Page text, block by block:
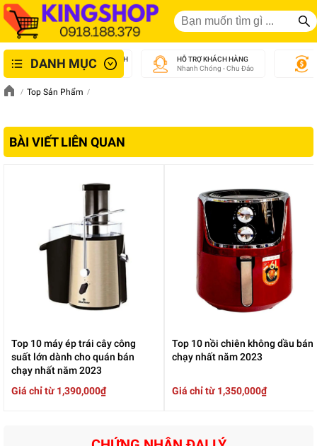
DANH MỤC
GIAO NHANH NỘI THÀNH
An Toàn - Tận Tâm
HỖ TRỢ KHÁCH HÀNG
Nhanh Chóng - Chu Đáo
Top Sản Phẩm
BÀI VIẾT LIÊN QUAN
Top 10 máy ép trái cây công
suất lớn dành cho quán bán
chạy nhất năm 2023
Giá chỉ từ 1,390,000₫
Top 10 nồi chiên không dầu bán
chạy nhất năm 2023
Giá chỉ từ 1,350,000₫